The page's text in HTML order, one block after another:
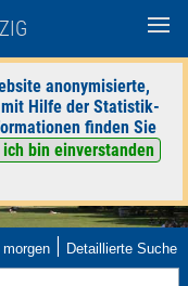
anonymisierte,
Hilfe der Statistik-
finden Sie
ich bin einverstanden
morgen | Detaillierte Suche